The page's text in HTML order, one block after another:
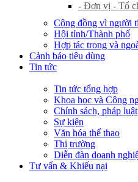
- Đơn vị - Tổ
Cộng đồng vì người
Hội tỉnh/Thành phố
Hợp tác trong và
Cảnh báo tiêu dùng
Tin tức
Tin tức tổng hợp
Khoa học và Công
Chính sách, pháp luật
Sự kiện
Văn hóa thể thao
Thị trường
Diễn đàn doanh
Tư vấn & Khiếu nại